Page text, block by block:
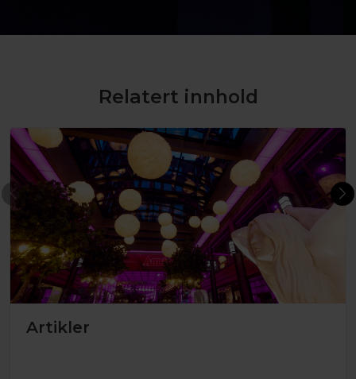
Relatert innhold
Artikler